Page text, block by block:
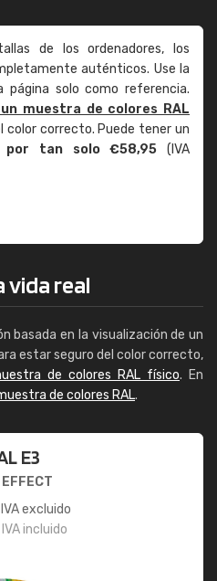
de los ordenadores, los
auténticos. Use la
solo como referencia.
muestra de colores RAL
color correcto. Puede tener un
por tan solo €58,95 (IVA
vida real
basada en la visualización de un
estar seguro del color correcto,
de colores RAL físico. En
de colores RAL.
E3
EFFECT
IVA excluido
IVA incluido